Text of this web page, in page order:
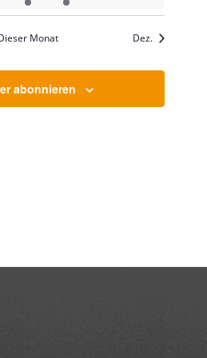
Veranstaltungen
Veranstaltung
Monat Dez.
abonnieren